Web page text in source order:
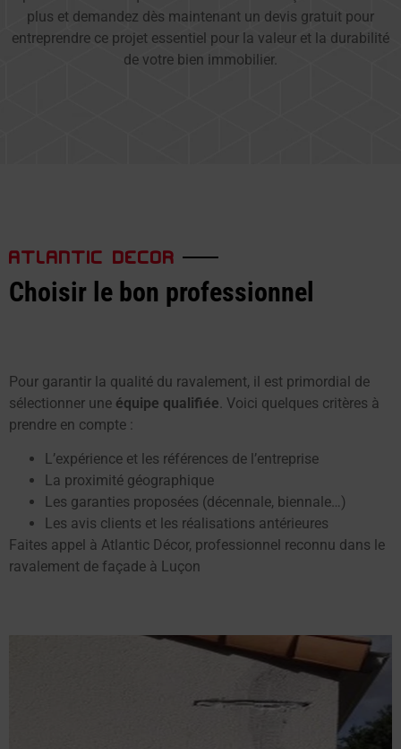
plus et demandez dès maintenant un devis gratuit pour
entreprendre ce projet essentiel pour la valeur et la durabilité
de votre bien immobilier.
ATLANTIC DECOR
Choisir le bon professionnel
Pour garantir la qualité du ravalement, il est primordial de
sélectionner une équipe qualifiée . Voici quelques critères à
prendre en compte :
L’expérience et les références de l’entreprise
La proximité géographique
Les garanties proposées (décennale, biennale…)
Les avis clients et les réalisations antérieures
Faites appel à Atlantic Décor, professionnel reconnu dans le
ravalement de façade à Luçon